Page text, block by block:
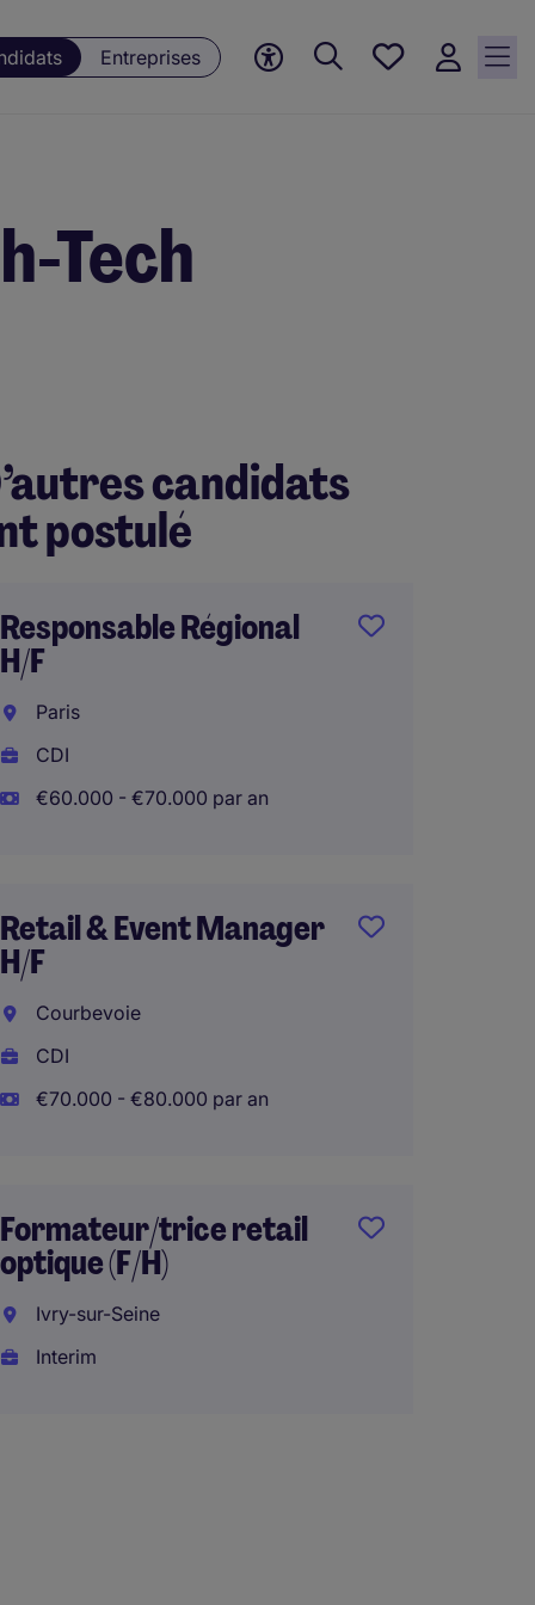
Entreprises
Mes offres, 0
Tech
candidats
postulé
Responsable Régional
H/F
Paris
CDI
€60.000 - €70.000 par an
Retail & Event Manager
H/F
Courbevoie
CDI
€70.000 - €80.000 par an
Formateur/trice retail
optique (F/H)
Ivry-sur-Seine
Interim